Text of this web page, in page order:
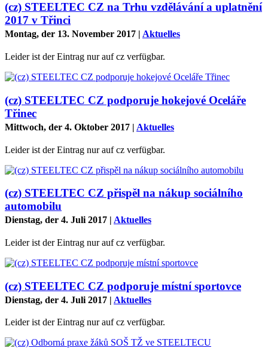
(cz) STEELTEC CZ na Trhu vzdělávání a uplatnění
2017 v Třinci
Montag, der 13. November 2017 | Aktuelles
Leider ist der Eintrag nur auf cz verfügbar.
(cz) STEELTEC CZ podporuje hokejové Oceláře
Třinec
Mittwoch, der 4. Oktober 2017 | Aktuelles
Leider ist der Eintrag nur auf cz verfügbar.
(cz) STEELTEC CZ přispěl na nákup sociálního
automobilu
Dienstag, der 4. Juli 2017 | Aktuelles
Leider ist der Eintrag nur auf cz verfügbar.
(cz) STEELTEC CZ podporuje místní sportovce
Dienstag, der 4. Juli 2017 | Aktuelles
Leider ist der Eintrag nur auf cz verfügbar.